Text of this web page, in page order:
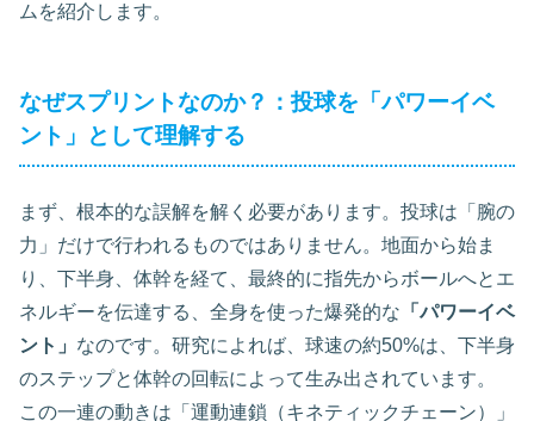
ムを紹介します。
なぜスプリントなのか？：投球を「パワーイベ
ント」として理解する
まず、根本的な誤解を解く必要があります。投球は「腕の
力」だけで行われるものではありません。地面から始ま
り、下半身、体幹を経て、最終的に指先からボールへとエ
ネルギーを伝達する、全身を使った爆発的な 「パワーイベ
ント」 なのです。研究によれば、球速の約50%は、下半身
のステップと体幹の回転によって生み出されています。
この一連の動きは「運動連鎖（キネティックチェーン）」